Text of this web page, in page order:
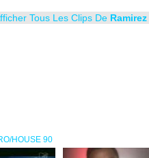
Tous Les Clips De Ramirez
HOUSE 90